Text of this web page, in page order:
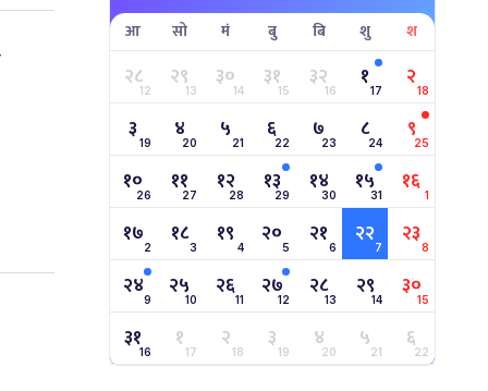
आ सो मं बु बि शु श
२८12 २९13 ३०14 ३१15 ३२16 १17 २18
३ 19 ४20 ५ 21 ६22 ७23 ८24 ९25
१०26 ११27 १२28 १३29 १४30 १५31 १६ 1
१७2 १८3 १९ 4 २०5 २१6 २२7 २३8
२४9 २५10 २६11 २७12 २८13 २९14 ३०15
३१16 १17 २18 ३19 ४20 ५21 ६22